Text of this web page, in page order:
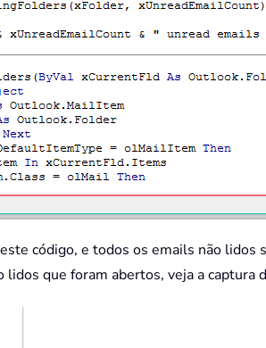
código, e todos os emails não
que foram abertos, veja a captura